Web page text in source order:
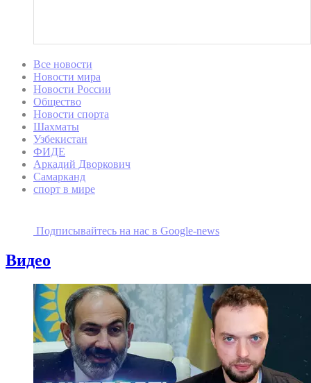
Все новости
Новости мира
Новости России
Общество
Новости спорта
Шахматы
Узбекистан
ФИДЕ
Аркадий Дворкович
Самарканд
спорт в мире
Подписывайтесь на наc в Google-news
Видео